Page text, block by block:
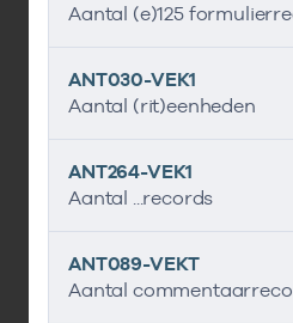
Aantal (e)125
ANT030-VEK1
Aantal (rit)eenheden
ANT264-VEK1
Aantal ...records
ANT089-VEKT
Aantal